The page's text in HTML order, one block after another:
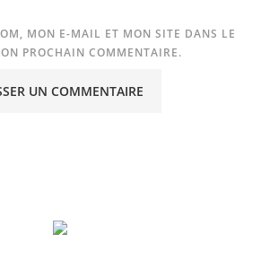
MON E-MAIL ET MON SITE DANS LE
PROCHAIN COMMENTAIRE.